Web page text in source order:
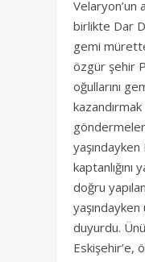
Velaryon’un
birlikte Dar
gemi
özgür şehir
oğullarını
yaşındayken
kaptanlığını
doğru
yaşındayken
duyurdu.
Eskişehir’e,